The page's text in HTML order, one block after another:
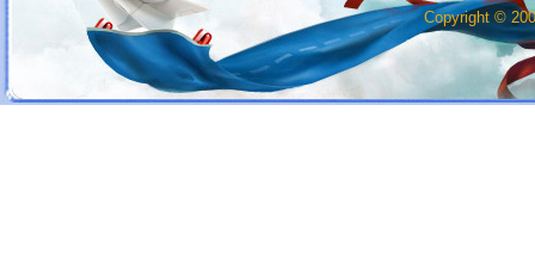
Copyright ©